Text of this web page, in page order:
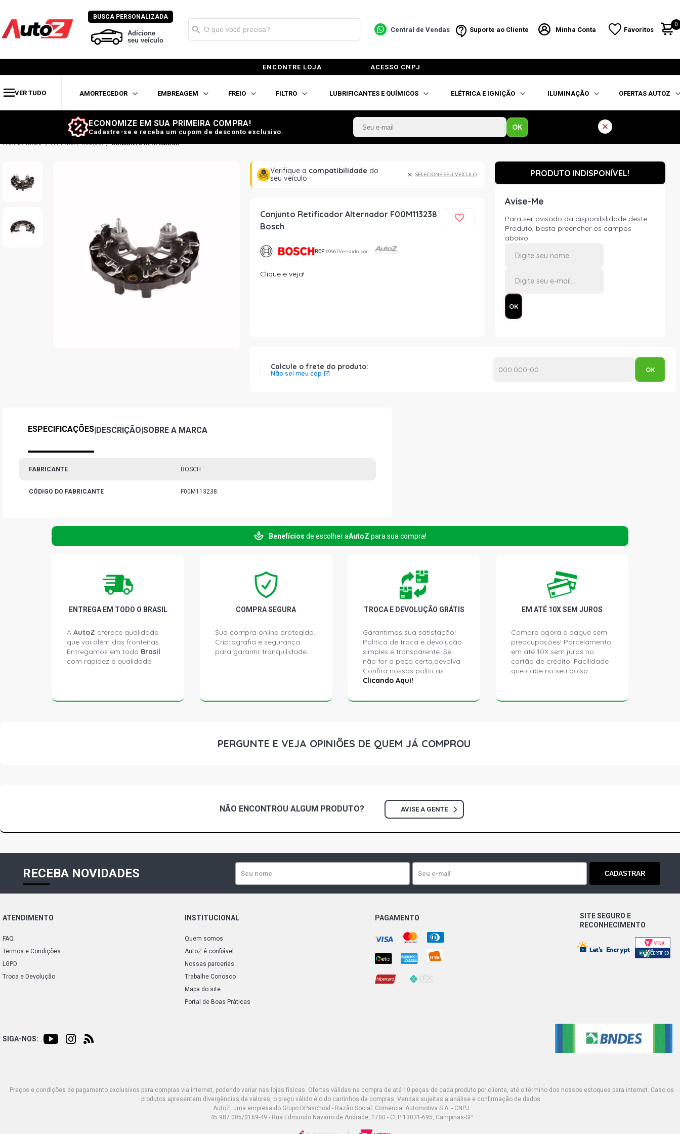
BUSCA PERSONALIZADA
Adicione
seu veículo
Central de Vendas Suporte ao Cliente Minha Conta Favoritos
0
ENCONTRE LOJA ACESSO CNPJ
VER TUDO AMORTECEDOR EMBREAGEM FREIO FILTRO LUBRIFICANTES E QUÍMICOS ELÉTRICA E IGNIÇÃO ILUMINAÇÃO OFERTAS AUTOZ
ECONOMIZE EM SUA PRIMEIRA COMPRA!
Cadastre-se e receba um cupom de desconto exclusivo.
OK
ELÉTRICA E IGNIÇÃO CONJUNTO RETIFICADOR
Verifique a compatibilidade do
seu veículo
SELECIONE SEU VEÍCULO
Conjunto Retificador Alternador F00M113238
Bosch
REF:69967Vendido por:
Clique e veja!
PRODUTO INDISPONÍVEL!
Avise-Me
Para ser avisado da disponibilidade deste
Produto, basta preencher os campos
abaixo.
Calcule o frete do produto:
Não sei meu cep
ESPECIFICAÇÕES|DESCRIÇÃO|SOBRE A MARCA
FABRICANTE BOSCH
CÓDIGO DO FABRICANTE F00M113238
Benefícios de escolher aAutoZ para sua compra!
ENTREGA EM TODO O BRASIL
A AutoZ oferece qualidade
que vai além das fronteiras.
Entregamos em todo Brasil
com rapidez e qualidade.
COMPRA SEGURA
Sua compra online protegida.
Criptografia e segurança
para garantir tranquilidade.
TROCA E DEVOLUÇÃO GRÁTIS
Garantimos sua satisfação!
Política de troca e devolução
simples e transparente. Se
não for a peça certa,devolva.
Confira nossas políticas
Clicando Aqui!
EM ATÉ 10X SEM JUROS
Compre agora e pague sem
preocupações! Parcelamento
em até 10X sem juros no
cartão de crédito. Facilidade
que cabe no seu bolso.
PERGUNTE E VEJA OPINIÕES DE QUEM JÁ COMPROU
NÃO ENCONTROU ALGUM PRODUTO? AVISE A GENTE
RECEBA NOVIDADES CADASTRAR
ATENDIMENTO
FAQ
Termos e Condições
LGPD
Troca e Devolução
INSTITUCIONAL
Quem somos
AutoZ é confiável
Nossas parcerias
Trabalhe Conosco
Mapa do site
Portal de Boas Práticas
PAGAMENTO
SITE SEGURO E
RECONHECIMENTO
SIGA-NOS:
Preços e condições de pagamento exclusivos para compras via internet, podendo variar nas lojas físicas. Ofertas válidas na compra de até 10 peças de cada produto por cliente, até o término dos nossos estoques para internet. Caso os
produtos apresentem divergências de valores, o preço válido é o do carrinhos de compras. Vendas sujeitas a análise e confirmação de dados.
AutoZ, uma empresa do Grupo DPaschoal - Razão Social: Comercial Automotiva S.A. - CNPJ:
45.987.005/0169-49 - Rua Edmundo Navarro de Andrade, 1700 - CEP 13031-695, Campinas-SP